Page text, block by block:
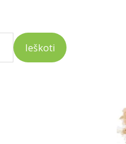
Ieškoti